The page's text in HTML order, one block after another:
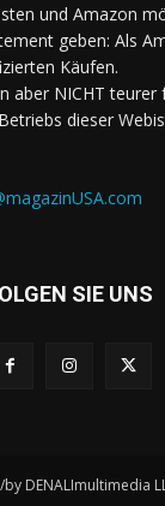
und Amazon
geben: Als
Käufen.
aber NICHT teurer
dieser
SIE UNS
DENALImultimedia